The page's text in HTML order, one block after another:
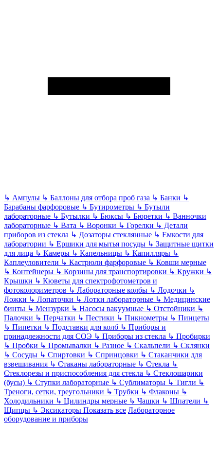
↳ Ампулы ↳ Баллоны для отбора проб газа ↳ Банки ↳
Барабаны фарфоровые ↳ Бутирометры ↳ Бутыли
лабораторные ↳ Бутылки ↳ Бюксы ↳ Бюретки ↳ Ванночки
лабораторные ↳ Вата ↳ Воронки ↳ Горелки ↳ Детали
приборов из стекла ↳ Дозаторы стеклянные ↳ Емкости для
лаборатории ↳ Ершики для мытья посуды ↳ Защитные щитки
для лица ↳ Камеры ↳ Капельницы ↳ Капилляры ↳
Каплеуловители ↳ Кастрюли фарфоровые ↳ Ковши мерные
↳ Контейнеры ↳ Корзины для транспортировки ↳ Кружки ↳
Крышки ↳ Кюветы для спектрофотометров и
фотоколориметров ↳ Лабораторные колбы ↳ Лодочки ↳
Ложки ↳ Лопаточки ↳ Лотки лабораторные ↳ Медицинские
бинты ↳ Мензурки ↳ Насосы вакуумные ↳ Отстойники ↳
Палочки ↳ Перчатки ↳ Пестики ↳ Пикнометры ↳ Пинцеты
↳ Пипетки ↳ Подставки для колб ↳ Приборы и
принадлежности для СОЭ ↳ Приборы из стекла ↳ Пробирки
↳ Пробки ↳ Промывалки ↳ Разное ↳ Скальпели ↳ Склянки
↳ Сосуды ↳ Спиртовки ↳ Спринцовки ↳ Стаканчики для
взвешивания ↳ Стаканы лабораторные ↳ Стекла ↳
Стеклорезы и приспособления для стекла ↳ Стеклошарики
(бусы) ↳ Ступки лабораторные ↳ Сублиматоры ↳ Тигли ↳
Треноги, сетки, треугольники ↳ Трубки ↳ Флаконы ↳
Холодильники ↳ Цилиндры мерные ↳ Чашки ↳ Шпатели ↳
Щипцы ↳ Эксикаторы Показать все Лабораторное
оборудование и приборы